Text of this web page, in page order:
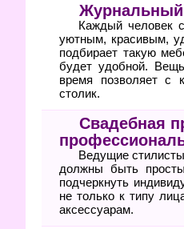
Журнальный
Каждый человек
уютным, красивым,
подбирает такую
будет удобной.
время позволяет с
столик.
Свадебная
Ведущие
должны быть
подчеркнуть
не только к типу
аксессуарам.